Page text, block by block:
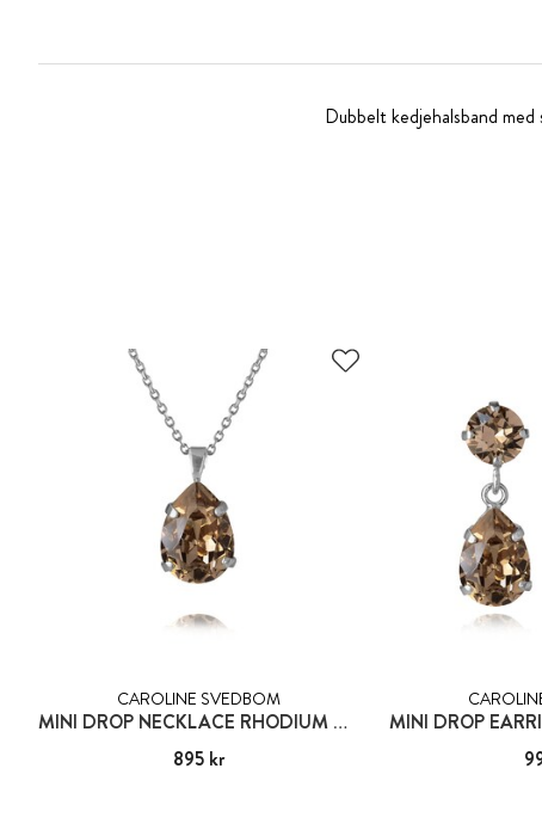
Dubbelt kedjehalsband
CAROLINE SVEDBOM
MINI DROP NECKLACE RHODIUM GREIGE
Pris:895 kr
895 kr
Pris